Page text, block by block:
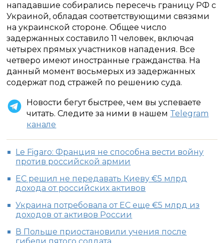
нападавшие собирались пересечь границу РФ с
Украиной, обладая соответствующими связями
на украинской стороне. Общее число
задержанных составило 11 человек, включая
четырех прямых участников нападения. Все
четверо имеют иностранные гражданства. На
данный момент восьмерых из задержанных
содержат под стражей по решению суда.
Новости бегут быстрее, чем вы успеваете
читать. Следите за ними в нашем Telegram
канале
Le Figaro: Франция не способна вести войну
против российской армии
ЕС решил не передавать Киеву €5 млрд
дохода от российских активов
Украина потребовала от ЕС еще €5 млрд из
доходов от активов России
В Польше приостановили учения после